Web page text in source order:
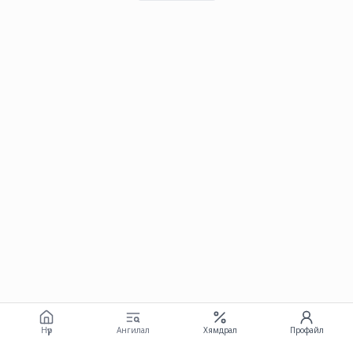
Нүүр Ангилал Хямдрал Профайл